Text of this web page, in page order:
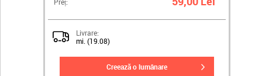
Livrare:
mi. (19.08)
creează o lumânare